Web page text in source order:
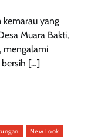
kemarau yang
Muara Bakti,
mengalami
bersih […]
New Look